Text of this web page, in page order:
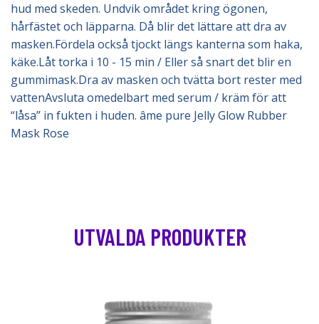
hud med skeden. Undvik området kring ögonen,
hårfästet och läpparna. Då blir det lättare att dra av
masken.Fördela också tjockt längs kanterna som haka,
käke.Låt torka i 10 - 15 min / Eller så snart det blir en
gummimask.Dra av masken och tvätta bort rester med
vattenAvsluta omedelbart med serum / kräm för att
“låsa” in fukten i huden. âme pure Jelly Glow Rubber
Mask Rose
UTVALDA PRODUKTER